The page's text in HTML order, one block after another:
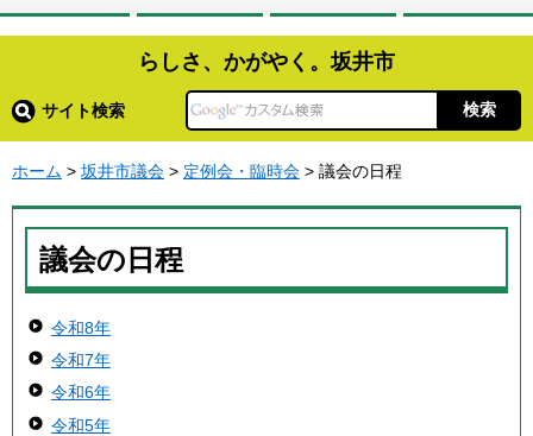
らしさ、かがやく。坂井市
サイト検索
ホーム > 坂井市議会 > 定例会・臨時会 > 議会の日程
議会の日程
令和8年
令和7年
令和6年
令和5年